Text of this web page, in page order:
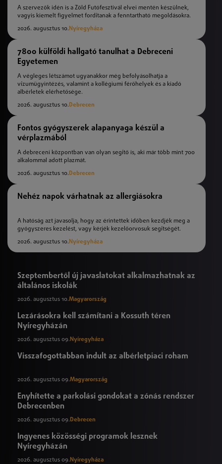
A szervezők idén is a Zöld Futófesztivál elvei mentén készülnek,
vagyis kiemelt figyelmet fordítanak a fenntartható megoldásokra.
2026. augusztus 10.Nyíregyháza
7800 külföldi hallgató tanulhat a Debreceni
Egyetemen
A végleges létszámot ugyanakkor még befolyásolhatja a
vízumügyintézés, valamint a kollégiumi férőhelyek és a kiadó
albérletek elérhetősége.
2026. augusztus 10.Debrecen
Fontos gyógyszerek alapanyaga készül a
vérplazmából
A debreceni központban van olyan segítő is, aki már több mint 700
alkalommal adott plazmát.
2026. augusztus 10.Debrecen
Nehéz napok várhatnak az allergiásokra
A hatóság azt javasolja, hogy az érintettek időben kezdjék meg a
gyógyszeres kezelést, vagy kérjék kezelőorvosuk segítségét.
2026. augusztus 10.Nyíregyháza
Szeptembertől új javaslatokat alkalmazhatnak az
általános iskolák
2026. augusztus 10.Magyarország
Lezárásokra kell számítani a Kossuth téren
Nyíregyházán
2026. augusztus 09.Nyíregyháza
Visszafogottabban indult az albérletpiaci roham
2026. augusztus 09.Magyarország
Enyhítette a parkolási gondokat a zónás rendszer
Debrecenben
2026. augusztus 09.Debrecen
Ingyenes közösségi programok lesznek
Nyíregyházán
2026. augusztus 09.Nyíregyháza